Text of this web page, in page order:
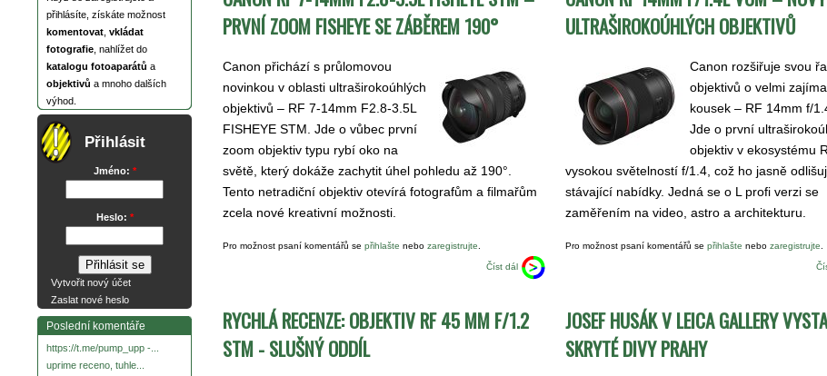
přihlásíte, získáte možnost
komentovat vkládat
fotografie , nahlížet do
katalogu fotoaparátů a
objektivů a mnoho dalších
výhod.
Přihlásit
Jméno: *
Heslo: *
Vytvořit nový účet
Zaslat nové heslo
Poslední komentáře
https://t.me/pump_upp -...
uprime receno, tuhle...
PRVNÍ ZOOM FISHEYE SE ZÁBĚREM 190°
Canon přichází s průlomovou
novinkou v oblasti ultraširokoúhlých
objektivů – RF 7-14mm F2.8-3.5L
FISHEYE STM. Jde o vůbec první
zoom objektiv typu rybí oko na
světě, který dokáže zachytit úhel pohledu až 190°.
Tento netradiční objektiv otevírá fotografům a filmařům
zcela nové kreativní možnosti.
Pro možnost psaní komentářů se přihlašte nebo zaregistrujte
Číst dál
ULTRAŠIROKOÚHLÝCH OBJEKTIVŮ
Canon rozšiřuje svou
objektivů o velmi
kousek – RF 14mm f/
Jde o první
objektiv v ekosystému
vysokou světelností f/1.4, což ho jasně
stávající nabídky. Jedná se o L profi verzi se
zaměřením na video, astro a architekturu.
Pro možnost psaní komentářů se přihlašte nebo zaregistrujte
RYCHLÁ RECENZE: OBJEKTIV RF 45 MM F/1.2
STM - SLUŠNÝ ODDÍL
JOSEF HUSÁK V LEICA GALLERY
SKRYTÉ DIVY PRAHY